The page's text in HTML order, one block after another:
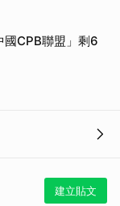
國CPB聯盟」剩6
建立貼文